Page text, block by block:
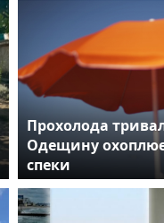
Прохолода
Одещину
спеки